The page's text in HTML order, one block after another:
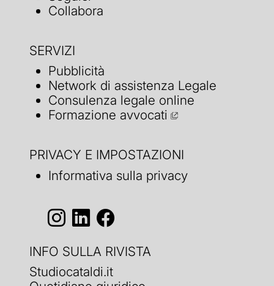
Collabora
SERVIZI
Pubblicità
Network di assistenza Legale
Consulenza legale online
Formazione avvocati
PRIVACY E IMPOSTAZIONI
Informativa sulla privacy
INFO SULLA RIVISTA
Studiocataldi.it